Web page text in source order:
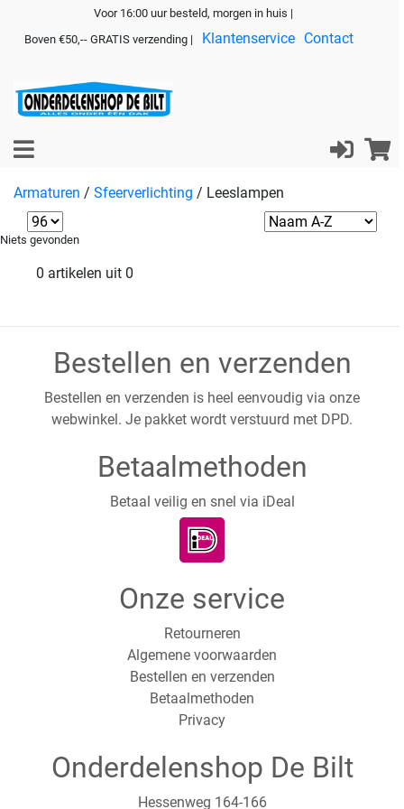
Voor 16:00 uur besteld, morgen in huis |
Boven €50,-- GRATIS verzending |
Klantenservice Contact
Armaturen / Sfeerverlichting / Leeslampen
Niets gevonden
0 artikelen uit 0
Bestellen en verzenden
Bestellen en verzenden is heel eenvoudig via onze
webwinkel. Je pakket wordt verstuurd met DPD.
Betaalmethoden
Betaal veilig en snel via iDeal
Onze service
Retourneren
Algemene voorwaarden
Bestellen en verzenden
Betaalmethoden
Privacy
Onderdelenshop De Bilt
Hessenweg 164-166